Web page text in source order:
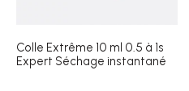
Colle Extrême 10 ml 0.5 à 1s
Expert Séchage instantané